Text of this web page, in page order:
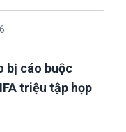
bị cáo buộc
triệu tập họp